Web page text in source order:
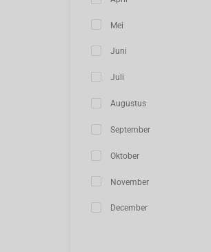
Mei
Juni
Juli
Augustus
September
Oktober
November
December